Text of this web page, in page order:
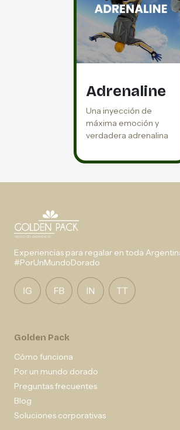
Adrenaline
Una inyección de
máxima emoción y
verdadera adrenalina
Experiencias para regalar en toda
#PorUnMundoDorado
Golden Pack
Cómo funciona
Por un mundo dorado
Preguntas frecuentes
Blog
Soluciones corporativas